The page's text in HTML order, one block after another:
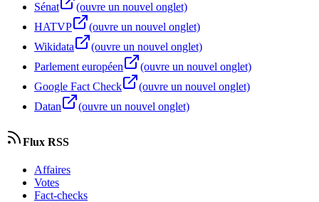
Sénat
(ouvre un nouvel onglet)
HATVP
(ouvre un nouvel onglet)
Wikidata
(ouvre un nouvel onglet)
Parlement européen
(ouvre un nouvel onglet)
Google Fact Check
(ouvre un nouvel onglet)
Datan
(ouvre un nouvel onglet)
Flux RSS
Affaires
Votes
Fact-checks